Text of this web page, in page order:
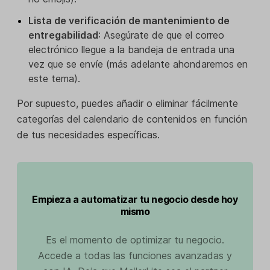
Lista de verificación de mantenimiento de
entregabilidad: Asegúrate de que el correo
electrónico llegue a la bandeja de entrada una
vez que se envíe (más adelante ahondaremos en
este tema).
Por supuesto, puedes añadir o eliminar fácilmente
categorías del calendario de contenidos en función
de tus necesidades específicas.
Empieza a automatizar tu negocio desde hoy
mismo
Es el momento de optimizar tu negocio.
Accede a todas las funciones avanzadas y